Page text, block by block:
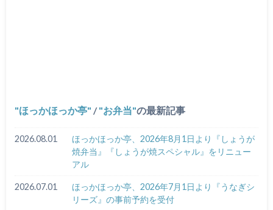
ほっかほっか亭 / お弁当 の最新記事
2026.08.01
ほっかほっか亭、2026年8月1日より『しょうが
焼弁当』『しょうが焼スペシャル』をリニュー
アル
2026.07.01
ほっかほっか亭、2026年7月1日より『うなぎシ
リーズ』の事前予約を受付